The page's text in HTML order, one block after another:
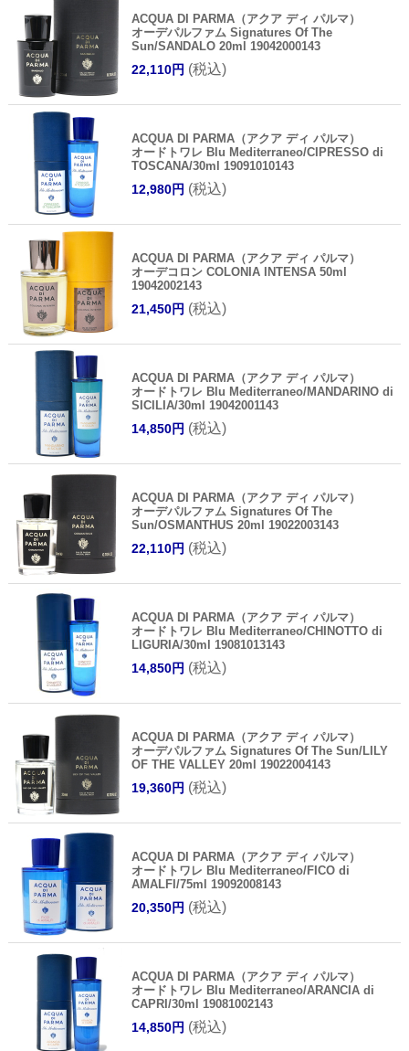
ACQUA DI PARMA（アクア ディ パルマ）
オーデパルファム Signatures Of The
Sun/SANDALO 20ml 19042000143
22,110円 (税込)
ACQUA DI PARMA（アクア ディ パルマ）
オードトワレ Blu Mediterraneo/CIPRESSO di
TOSCANA/30ml 19091010143
12,980円 (税込)
ACQUA DI PARMA（アクア ディ パルマ）
オーデコロン COLONIA INTENSA 50ml
19042002143
21,450円 (税込)
ACQUA DI PARMA（アクア ディ パルマ）
オードトワレ Blu Mediterraneo/MANDARINO di
SICILIA/30ml 19042001143
14,850円 (税込)
ACQUA DI PARMA（アクア ディ パルマ）
オーデパルファム Signatures Of The
Sun/OSMANTHUS 20ml 19022003143
22,110円 (税込)
ACQUA DI PARMA（アクア ディ パルマ）
オードトワレ Blu Mediterraneo/CHINOTTO di
LIGURIA/30ml 19081013143
14,850円 (税込)
ACQUA DI PARMA（アクア ディ パルマ）
オーデパルファム Signatures Of The Sun/LILY
OF THE VALLEY 20ml 19022004143
19,360円 (税込)
ACQUA DI PARMA（アクア ディ パルマ）
オードトワレ Blu Mediterraneo/FICO di
AMALFI/75ml 19092008143
20,350円 (税込)
ACQUA DI PARMA（アクア ディ パルマ）
オードトワレ Blu Mediterraneo/ARANCIA di
CAPRI/30ml 19081002143
14,850円 (税込)